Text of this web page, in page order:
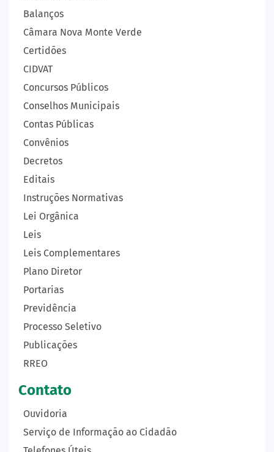
Balanços
Câmara Nova Monte Verde
Certidões
CIDVAT
Concursos Públicos
Conselhos Municipais
Contas Públicas
Convênios
Decretos
Editais
Instruções Normativas
Lei Orgânica
Leis
Leis Complementares
Plano Diretor
Portarias
Previdência
Processo Seletivo
Publicações
RREO
Contato
Ouvidoria
Serviço de Informação ao Cidadão